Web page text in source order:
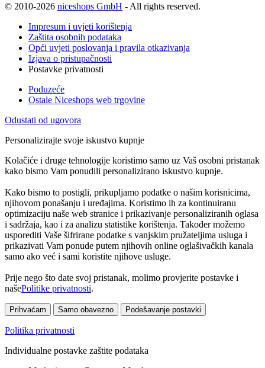
© 2010-2026 niceshops GmbH - All rights reserved.
Impresum i uvjeti korištenja
Zaštita osobnih podataka
Opći uvjeti poslovanja i pravila otkazivanja
Izjava o pristupačnosti
Postavke privatnosti
Poduzeće
Ostale Niceshops web trgovine
Odustati od ugovora
Personalizirajte svoje iskustvo kupnje
Kolačiće i druge tehnologije koristimo samo uz Vaš osobni pristanak
kako bismo Vam ponudili personalizirano iskustvo kupnje.
Kako bismo to postigli, prikupljamo podatke o našim korisnicima,
njihovom ponašanju i uređajima. Koristimo ih za kontinuiranu
optimizaciju naše web stranice i prikazivanje personaliziranih oglasa
i sadržaja, kao i za analizu statistike korištenja. Također možemo
usporediti Vaše šifrirane podatke s vanjskim pružateljima usluga i
prikazivati Vam ponude putem njihovih online oglašivačkih kanala
samo ako već i sami koristite njihove usluge.
Prije nego što date svoj pristanak, molimo provjerite postavke i
našePolitike privatnosti.
Prihvaćam Samo obavezno Podešavanje postavki
Politika privatnosti
Individualne postavke zaštite podataka